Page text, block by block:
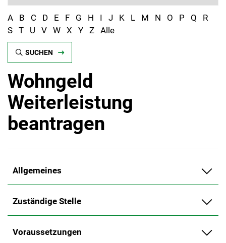
A B C D E F G H I J K L M N O P Q
R
S T U V W X Y Z Alle
SUCHEN
Wohngeld
Weiterleistung
beantragen
Allgemeines
Zuständige Stelle
Voraussetzungen